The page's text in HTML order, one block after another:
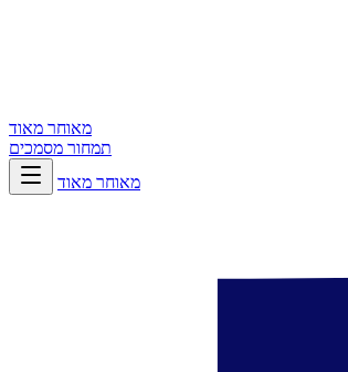
מאוחר מאוד
תמחור מסמכים
מאוחר מאוד